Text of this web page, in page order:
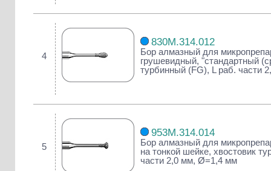
4
830M.314.012
Бор алмазный для
грушевидный, "стандартный
турбинный (FG), L раб. части
5
953M.314.014
Бор алмазный для
на тонкой шейке, хвостовик
части 2,0 мм, Ø=1,4 мм